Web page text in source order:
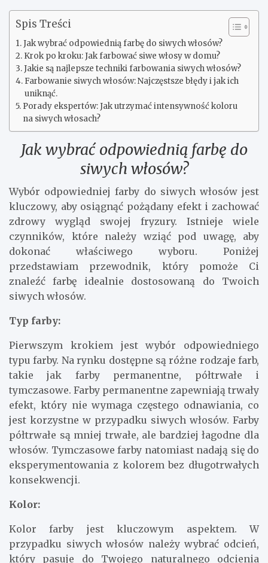
Spis Treści
Jak wybrać odpowiednią farbę do siwych włosów?
Krok po kroku: Jak farbować siwe włosy w domu?
Jakie są najlepsze techniki farbowania siwych włosów?
Farbowanie siwych włosów: Najczęstsze błędy i jak ich
uniknąć.
Porady ekspertów: Jak utrzymać intensywność koloru
na siwych włosach?
Jak wybrać odpowiednią farbę do
siwych włosów?
Wybór odpowiedniej farby do siwych włosów jest
kluczowy, aby osiągnąć pożądany efekt i zachować
zdrowy wygląd swojej fryzury. Istnieje wiele
czynników, które należy wziąć pod uwagę, aby
dokonać właściwego wyboru. Poniżej
przedstawiam przewodnik, który pomoże Ci
znaleźć farbę idealnie dostosowaną do Twoich
siwych włosów.
Typ farby:
Pierwszym krokiem jest wybór odpowiedniego
typu farby. Na rynku dostępne są różne rodzaje farb,
takie jak farby permanentne, półtrwałe i
tymczasowe. Farby permanentne zapewniają trwały
efekt, który nie wymaga częstego odnawiania, co
jest korzystne w przypadku siwych włosów. Farby
półtrwałe są mniej trwałe, ale bardziej łagodne dla
włosów. Tymczasowe farby natomiast nadają się do
eksperymentowania z kolorem bez długotrwałych
konsekwencji.
Kolor:
Kolor farby jest kluczowym aspektem. W
przypadku siwych włosów należy wybrać odcień,
który pasuje do Twojego naturalnego odcienia